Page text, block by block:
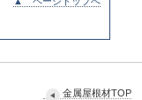
金属屋根材TOP